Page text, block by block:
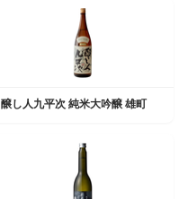
醸し人九平次 純米大吟醸 雄町